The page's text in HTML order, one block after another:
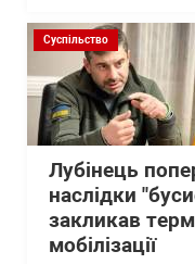
Суспільство
Лубінець
наслідки
закликав
мобілізації